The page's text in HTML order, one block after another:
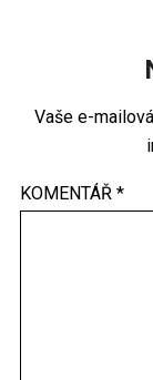
Vaše e-
KOMENTÁŘ *